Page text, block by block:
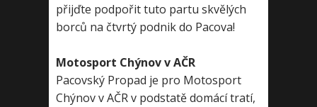
přijďte podpořit tuto partu skvělých
borců na čtvrtý podnik do Pacova!
Motosport Chýnov v AČR
Pacovský Propad je pro Motosport
Chýnov v AČR v podstatě domácí tratí,